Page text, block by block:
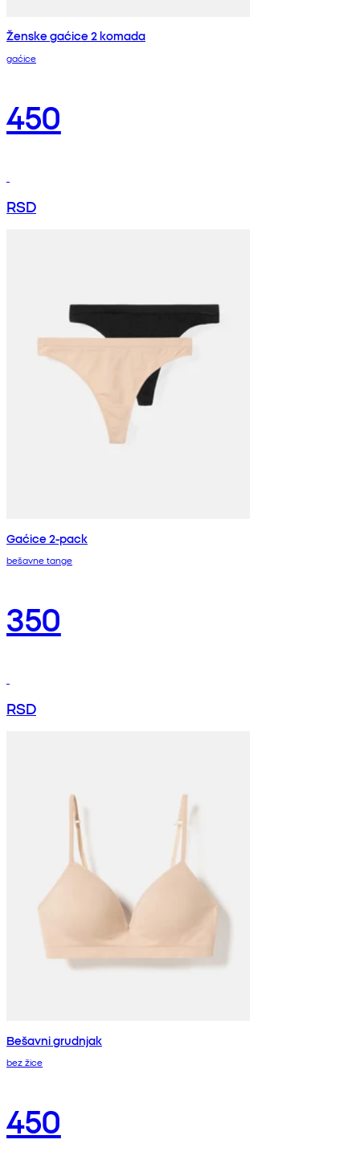
Ženske gaćice 2 komada
gaćice
450
RSD
Gaćice 2-pack
bešavne tange
350
RSD
Bešavni grudnjak
bez žice
450